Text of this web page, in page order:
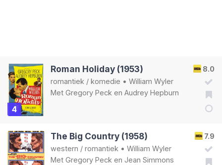
4
8.0
Roman Holiday (1953)
romantiek / komedie • William Wyler
Met Gregory Peck en Audrey Hepburn
7.9
The Big Country (1958)
western / romantiek • William Wyler
Met Gregory Peck en Jean Simmons